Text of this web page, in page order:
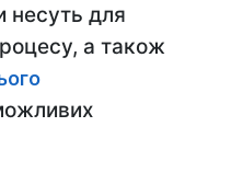
несуть для
а також